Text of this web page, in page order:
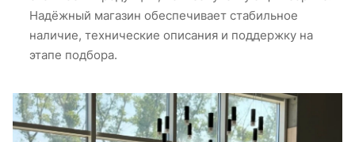
Надёжный магазин обеспечивает стабильное
наличие, технические описания и поддержку на
этапе подбора.